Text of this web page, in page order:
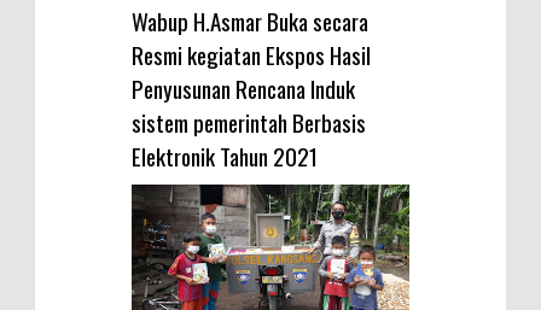
Wabup H.Asmar Buka secara
Resmi kegiatan Ekspos Hasil
Penyusunan Rencana Induk
sistem pemerintah Berbasis
Elektronik Tahun 2021